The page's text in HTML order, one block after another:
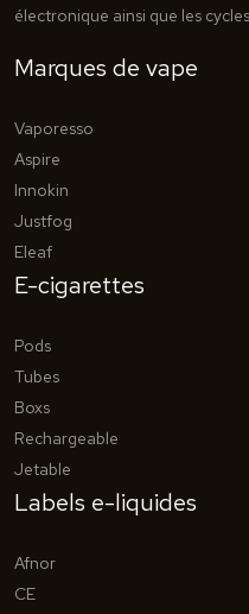
électronique ainsi que les
Marques de vape
Vaporesso
Aspire
Innokin
Justfog
Eleaf
E-cigarettes
Pods
Tubes
Boxs
Rechargeable
Jetable
Labels e-liquides
Afnor
CE